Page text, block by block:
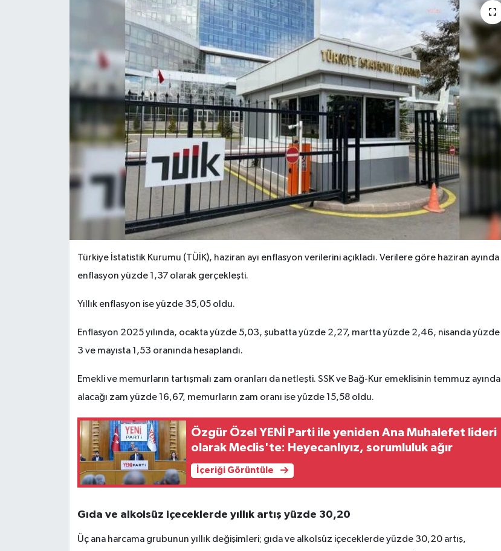
Türkiye İstatistik Kurumu (TÜİK), haziran ayı enflasyon verilerini açıkladı. Verilere göre haziran ayında
enflasyon yüzde 1,37 olarak gerçekleşti.
Yıllık enflasyon ise yüzde 35,05 oldu.
Enflasyon 2025 yılında, ocakta yüzde 5,03, şubatta yüzde 2,27, martta yüzde 2,46, nisanda yüzde
3 ve mayısta 1,53 oranında hesaplandı.
Emekli ve memurların tartışmalı zam oranları da netleşti. SSK ve Bağ-Kur emeklisinin temmuz ayında
alacağı zam yüzde 16,67, memurların zam oranı ise yüzde 15,58 oldu.
Özgür Özel YENİ Parti ile yeniden Ana Muhalefet lideri
olarak Meclis'te: Heyecanlıyız, sorumluluk ağır
İçeriği Görüntüle
Gıda ve alkolsüz içeceklerde yıllık artış yüzde 30,20
Üç ana harcama grubunun yıllık değişimleri; gıda ve alkolsüz içeceklerde yüzde 30,20 artış,